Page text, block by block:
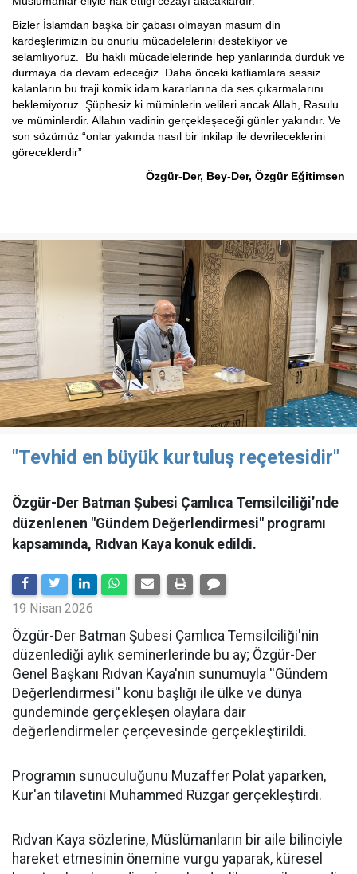
Bizler İslamdan başka bir çabası olmayan masum din
kardeşlerimizin bu onurlu mücadelelerini destekliyor ve
selamlıyoruz. Bu haklı mücadelelerinde hep yanlarında durduk ve
durmaya da devam edeceğiz. Daha önceki katliamlara sessiz
kalanların bu traji komik idam kararlarına da ses çıkarmalarını
beklemiyoruz. Şüphesiz ki müminlerin velileri ancak Allah, Rasulu
ve müminlerdir. Allahın vadinin gerçekleşeceği günler yakındır. Ve
son sözümüz “onlar yakında nasıl bir inkilap ile devrileceklerini
göreceklerdir”
Özgür-Der, Bey-Der, Özgür Eğitimsen
"Tevhid en büyük kurtuluş reçetesidir"
Özgür-Der Batman Şubesi Çamlıca Temsilciliği’nde
düzenlenen "Gündem Değerlendirmesi" programı
kapsamında, Rıdvan Kaya konuk edildi.
19 Nisan 2026
​Özgür-Der Batman Şubesi Çamlıca Temsilciliği'nin
düzenlediği aylık seminerlerinde bu ay; Özgür-Der
Genel Başkanı Rıdvan Kaya'nın sunumuyla ''Gündem
Değerlendirmesi'' konu başlığı ile ülke ve dünya
gündeminde gerçekleşen olaylara dair
değerlendirmeler çerçevesinde gerçekleştirildi.
Programın sunuculuğunu Muzaffer Polat yaparken,
Kur'an tilavetini Muhammed Rüzgar gerçekleştirdi.
Rıdvan Kaya sözlerine, Müslümanların bir aile bilinciyle
hareket etmesinin önemine vurgu yaparak, küresel